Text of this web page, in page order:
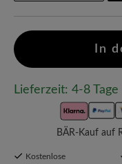
In
Lieferzeit: 4-8 Tage
BÄR-Kauf auf
Kostenlose